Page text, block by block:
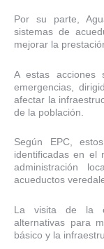
Por su parte,
sistemas de
mejorar la
A estas acciones
emergencias,
afectar la
de la población.
Según EPC,
identificadas en el
administración
acueductos
La visita de la
alternativas para
básico y la